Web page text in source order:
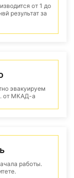
от 1 до
результат за
эвакуируем
от МКАД-а
работы.